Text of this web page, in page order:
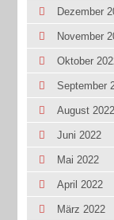
Dezember
November
Oktober
September
August 2022
Juni 2022
Mai 2022
April 2022
März 2022